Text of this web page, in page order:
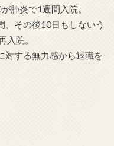
肺炎で1週間入院。
、その後10日もしないう
入院。
対する無力感から退職を